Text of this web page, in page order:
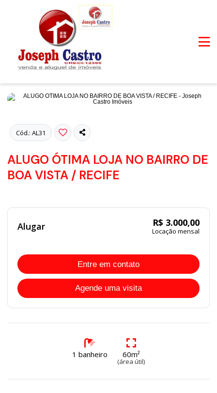
Cód.: AL31
ALUGO ÓTIMA LOJA NO BAIRRO DE
BOA VISTA / RECIFE
Alugar R$ 3.000,00
Locação mensal
Entre em contato
Agende uma visita
1 banheiro 60m²
(área útil)